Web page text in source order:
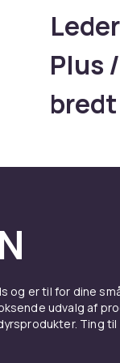
Plus
Leder du
sortiment
og Apple
og er til for dine
udvalg af
Ting til